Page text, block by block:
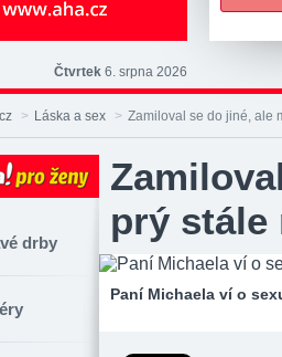
Čtvrtek 6. srpna 2026
> Láska a sex > Zamiloval se do jiné, ale
drby
prý stále
Paní Michaela ví o